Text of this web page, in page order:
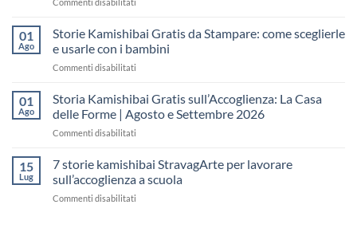
il
“fare
una
lezione
Kamishibai
Gratis
per
dell’Accoglienza:
Giorni
01
Ago
Storie Kamishibai Gratis da Stampare: come sceglierle
e usarle con i bambini
Commenti disabilitati
Kamishibai
Gratis
da
sceglierle
01
Ago
Storia Kamishibai Gratis sull’Accoglienza: La Casa
delle Forme | Agosto e Settembre 2026
Commenti disabilitati
Kamishibai
Gratis
sull’Accoglienza:
15
Lug
7 storie kamishibai StravagArte per lavorare
sull’accoglienza a scuola
Commenti disabilitati